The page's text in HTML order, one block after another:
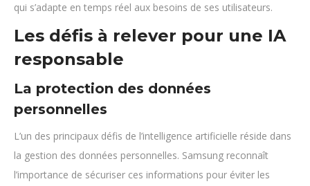
qui s’adapte en temps réel aux besoins de ses utilisateurs.
Les défis à relever pour une IA
responsable
La protection des données
personnelles
L’un des principaux défis de l’intelligence artificielle réside dans
la gestion des données personnelles. Samsung reconnaît
l’importance de sécuriser ces informations pour éviter les